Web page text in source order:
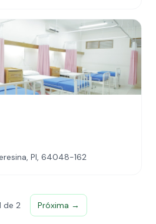
PI, 64048-162
de 2 Próxima →